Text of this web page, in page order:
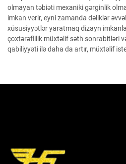
olmayan təbiəti mexaniki gərginlik
imkan verir, eyni zamanda dəliklər
xüsusiyyətlər yaratmaq dizayn
çoxtərəflilik müxtəlif səth sonrabitləri
qabiliyyəti ilə daha da artır, müxtəlif